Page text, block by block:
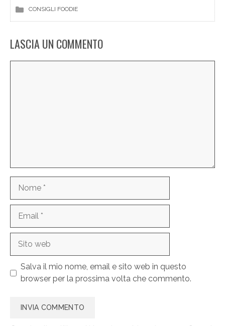
CONSIGLI FOODIE
LASCIA UN COMMENTO
Salva il mio nome, email e sito web in questo
browser per la prossima volta che commento.